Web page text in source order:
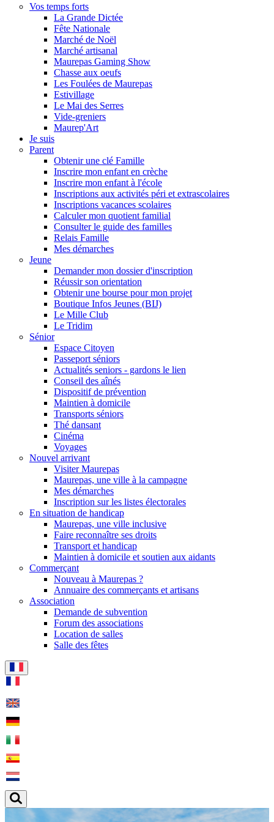
Vos temps forts
La Grande Dictée
Fête Nationale
Marché de Noël
Marché artisanal
Maurepas Gaming Show
Chasse aux oeufs
Les Foulées de Maurepas
Estivillage
Le Mai des Serres
Vide-greniers
Maurep'Art
Je suis
Parent
Obtenir une clé Famille
Inscrire mon enfant en crèche
Inscrire mon enfant à l'école
Inscriptions aux activités péri et extrascolaires
Inscriptions vacances scolaires
Calculer mon quotient familial
Consulter le guide des familles
Relais Famille
Mes démarches
Jeune
Demander mon dossier d'inscription
Réussir son orientation
Obtenir une bourse pour mon projet
Boutique Infos Jeunes (BIJ)
Le Mille Club
Le Tridim
Sénior
Espace Citoyen
Passeport séniors
Actualités seniors - gardons le lien
Conseil des aînés
Dispositif de prévention
Maintien à domicile
Transports séniors
Thé dansant
Cinéma
Voyages
Nouvel arrivant
Visiter Maurepas
Maurepas, une ville à la campagne
Mes démarches
Inscription sur les listes électorales
En situation de handicap
Maurepas, une ville inclusive
Faire reconnaître ses droits
Transport et handicap
Maintien à domicile et soutien aux aidants
Commerçant
Nouveau à Maurepas ?
Annuaire des commerçants et artisans
Association
Demande de subvention
Forum des associations
Location de salles
Salle des fêtes